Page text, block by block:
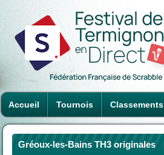
Accueil Tournois Classements
Gréoux-les-Bains TH3 originales